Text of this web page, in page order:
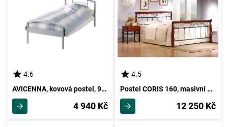
4.6
AVICENNA, kovová postel, 90x200 cm
4 940 Kč
4.5
Postel CORIS 160, masivní dřevo/lakovaná ocel, třešeň antická/černá
12 250 Kč